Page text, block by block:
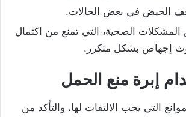
الحيض في بعض الحالات.
المشكلات الصحية، التي تمنع من اكتمال
إجهاض بشكل متكرر.
إبرة منع الحمل
التي يجب الالتفات لها، والتأكد من